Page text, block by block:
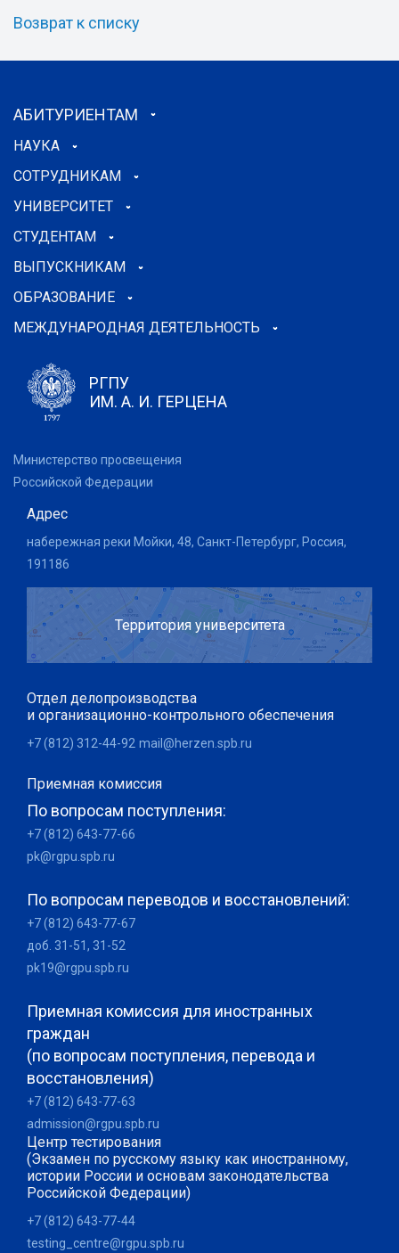
Возврат к списку
АБИТУРИЕНТАМ
НАУКА
СОТРУДНИКАМ
УНИВЕРСИТЕТ
СТУДЕНТАМ
ВЫПУСКНИКАМ
ОБРАЗОВАНИЕ
МЕЖДУНАРОДНАЯ ДЕЯТЕЛЬНОСТЬ
РГПУ
ИМ. А. И. ГЕРЦЕНА
Министерство просвещения
Российской Федерации
Адрес
набережная реки Мойки, 48, Санкт-Петербург, Россия,
191186
Территория университета
Отдел делопроизводства
и организационно-контрольного обеспечения
+7 (812) 312-44-92 mail@herzen.spb.ru
Приемная комиссия
По вопросам поступления:
+7 (812) 643-77-66
pk@rgpu.spb.ru
По вопросам переводов и восстановлений:
+7 (812) 643-77-67
доб. 31-51, 31-52
pk19@rgpu.spb.ru
Приемная комиссия для иностранных
граждан
(по вопросам поступления, перевода и
восстановления)
+7 (812) 643-77-63
admission@rgpu.spb.ru
Центр тестирования
(Экзамен по русскому языку как иностранному,
истории России и основам законодательства
Российской Федерации)
+7 (812) 643-77-44
testing_centre@rgpu.spb.ru